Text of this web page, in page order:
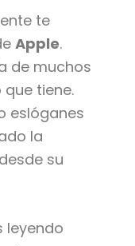
te
Apple.
de muchos
tiene.
eslóganes
la
su
leyendo